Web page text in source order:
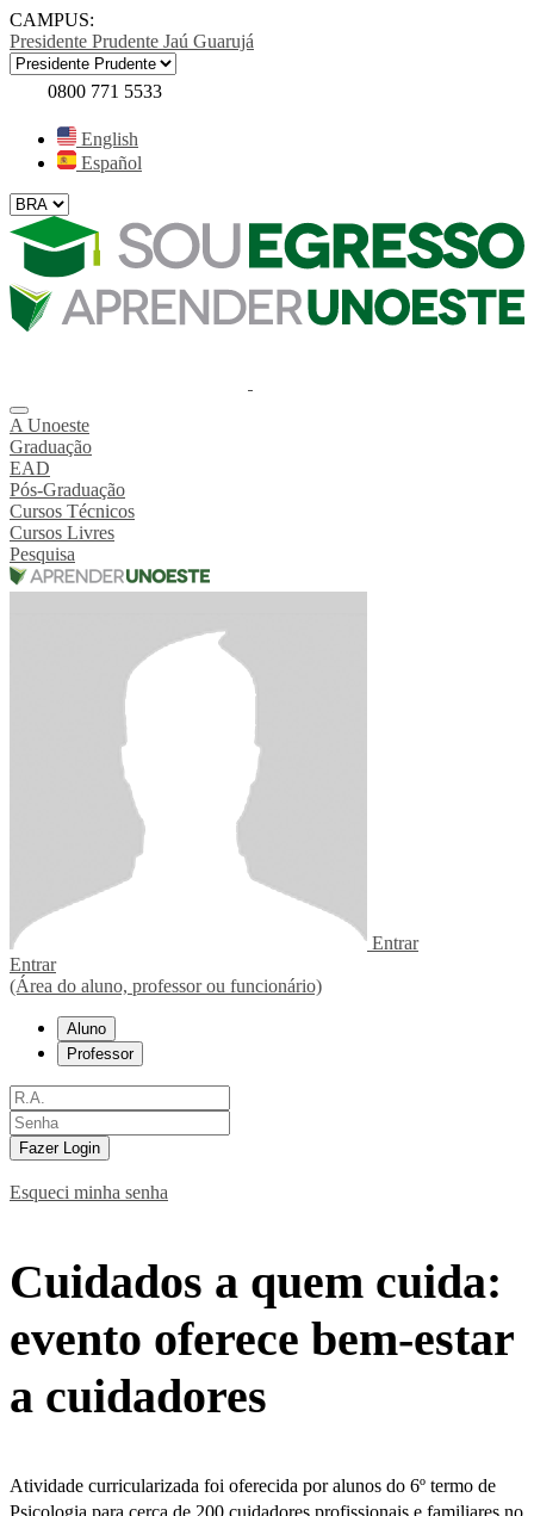
CAMPUS:
Presidente Prudente Jaú Guarujá
0800 771 5533
English
Español
A Unoeste
Graduação
EAD
Pós-Graduação
Cursos Técnicos
Cursos Livres
Pesquisa
Entrar
Entrar
(Área do aluno, professor ou funcionário)
Aluno
Professor
Fazer Login
Esqueci minha senha
Cuidados a quem cuida:
evento oferece bem-estar
a cuidadores
Atividade curricularizada foi oferecida por alunos do 6º termo de
Psicologia para cerca de 200 cuidadores profissionais e familiares no